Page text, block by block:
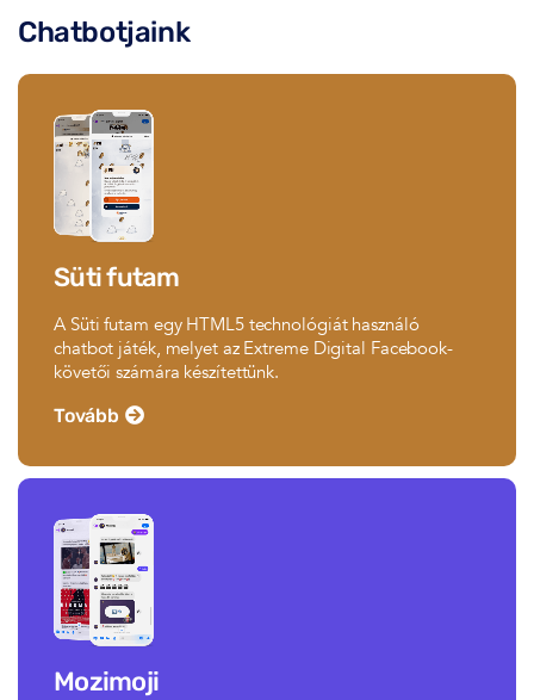
Chatbotjaink
Süti futam
A Süti futam egy HTML5 technológiát használó
chatbot játék, melyet az Extreme Digital Facebook-
követői számára készítettünk.
Tovább
Mozimoji